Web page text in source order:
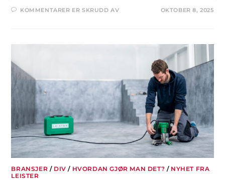
KOMMENTARER ER SKRUDD AV OKTOBER 8, 2025
BRANSJER / DIV / HVORDAN GJØR MAN DET? / NYHET FRA
LEISTER